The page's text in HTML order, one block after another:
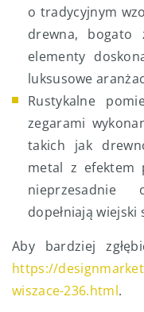
o tradycyjnym
drewna, bogato
elementy
luksusowe
Rustykalne
zegarami
takich jak
metal z efektem
nieprzesadnie
dopełniają wiejski
Aby bardziej
https://
wiszace-236.html.